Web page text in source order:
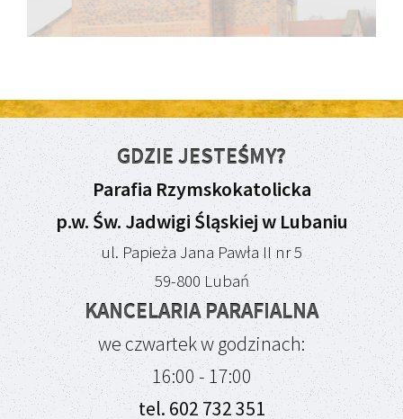
GDZIE JESTEŚMY?
Parafia Rzymskokatolicka
p.w. Św. Jadwigi Śląskiej w Lubaniu
ul. Papieża Jana Pawła II nr 5
59-800 Lubań
KANCELARIA PARAFIALNA
we czwartek w godzinach:
16:00 - 17:00
tel. 602 732 351